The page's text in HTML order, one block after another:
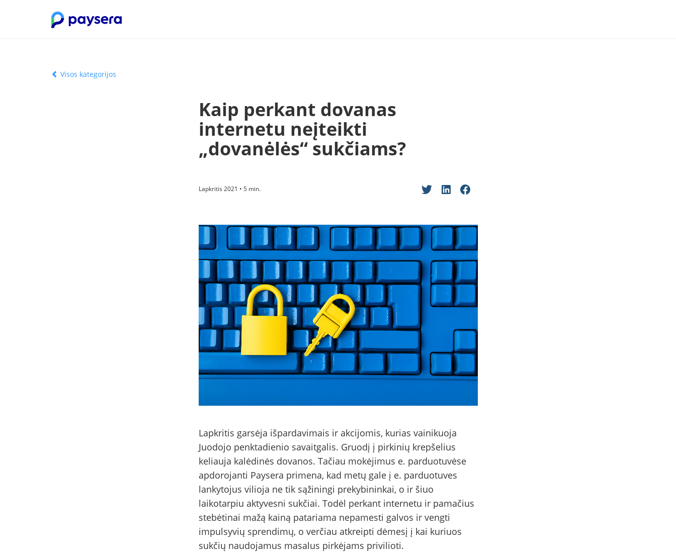
Visos kategorijos
Kaip perkant dovanas
internetu neįteikti
„dovanėlės“ sukčiams?
Lapkritis 2021 • 5 min.
Lapkritis garsėja išpardavimais ir akcijomis, kurias vainikuoja
Juodojo penktadienio savaitgalis. Gruodį į pirkinių krepšelius
keliauja kalėdinės dovanos. Tačiau mokėjimus e. parduotuvėse
apdorojanti Paysera primena, kad metų gale į e. parduotuves
lankytojus vilioja ne tik sąžiningi prekybininkai, o ir šiuo
laikotarpiu aktyvesni sukčiai. Todėl perkant internetu ir pamačius
stebėtinai mažą kainą patariama nepamesti galvos ir vengti
impulsyvių sprendimų, o verčiau atkreipti dėmesį į kai kuriuos
sukčių naudojamus masalus pirkėjams privilioti.